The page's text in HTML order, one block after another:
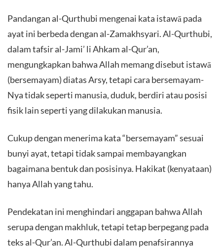
Pandangan al-Qurthubi mengenai kata istawā pada
ayat ini berbeda dengan al-Zamakhsyari. Al-Qurthubi,
dalam tafsir al-Jami’ li Ahkam al-Qur’an,
mengungkapkan bahwa Allah memang disebut istawā
(bersemayam) diatas Arsy, tetapi cara bersemayam-
Nya tidak seperti manusia, duduk, berdiri atau posisi
fisik lain seperti yang dilakukan manusia.
Cukup dengan menerima kata “bersemayam” sesuai
bunyi ayat, tetapi tidak sampai membayangkan
bagaimana bentuk dan posisinya. Hakikat (kenyataan)
hanya Allah yang tahu.
Pendekatan ini menghindari anggapan bahwa Allah
serupa dengan makhluk, tetapi tetap berpegang pada
teks al-Qur’an. Al-Qurthubi dalam penafsirannya